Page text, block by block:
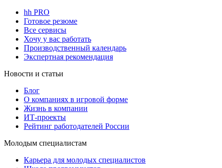
hh PRO
Готовое резюме
Все сервисы
Хочу у вас работать
Производственный календарь
Экспертная рекомендация
Новости и статьи
Блог
О компаниях в игровой форме
Жизнь в компании
ИТ-проекты
Рейтинг работодателей России
Молодым специалистам
Карьера для молодых специалистов